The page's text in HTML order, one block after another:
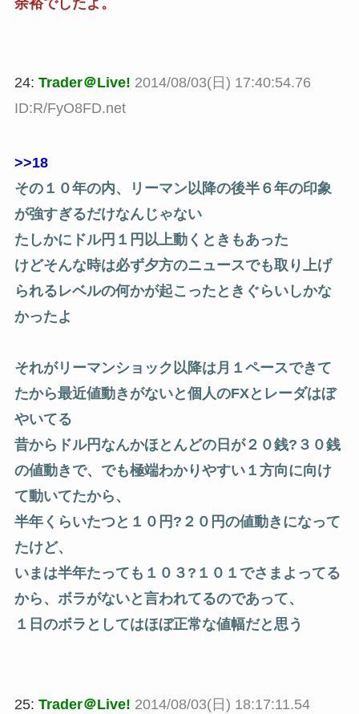
24: Trader＠Live! 2014/08/03(日) 17:40:54.76
ID:R/FyO8FD.net
>>18
その１０年の内、リーマン以降の後半６年の印象
が強すぎるだけなんじゃない
たしかにドル円１円以上動くときもあった
けどそんな時は必ず夕方のニュースでも取り上げ
られるレベルの何かが起こったときぐらいしかな
かったよ
それがリーマンショック以降は月１ペースできて
たから最近値動きがないと個人のFXとレーダはぼ
やいてる
昔からドル円なんかほとんどの日が２０銭?３０銭
の値動きで、でも極端わかりやすい１方向に向け
て動いてたから、
半年くらいたつと１０円?２０円の値動きになって
たけど、
いまは半年たっても１０３?１０１でさまよってる
から、ボラがないと言われてるのであって、
１日のボラとしてはほぼ正常な値幅だと思う
25: Trader＠Live! 2014/08/03(日) 18:17:11.54